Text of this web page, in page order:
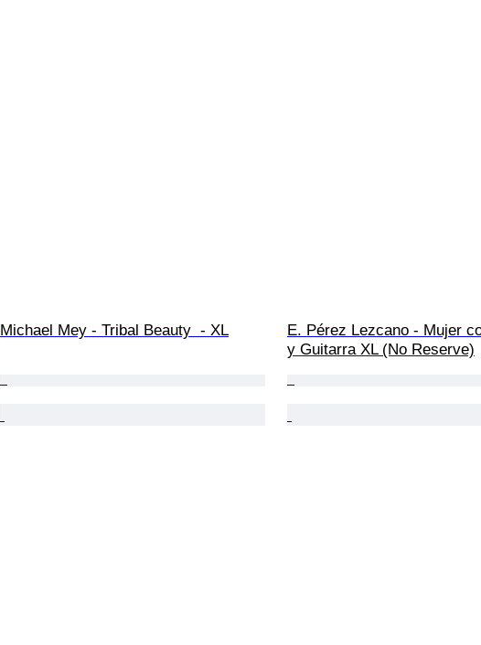
Michael Mey - Tribal Beauty  - XL
E. Pérez Lezcano - Mujer
y Guitarra XL (No Reserve)